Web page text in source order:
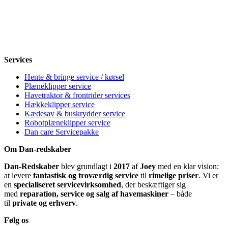
Services
Hente & bringe service / kørsel
Plæneklipper service
Havetraktor & frontrider services
Hækkeklipper service
Kædesav & buskrydder service
Robotplæneklipper service
Dan care Servicepakke
Om Dan-redskaber
Dan-Redskaber blev grundlagt i 2017 afJoey med en klar vision:
at levere fantastisk og troværdig service til rimelige priser. Vi er
en specialiseret servicevirksomhed, der beskæftiger sig
med reparation, service og salg af havemaskiner – både
til private og erhverv.
Følg os